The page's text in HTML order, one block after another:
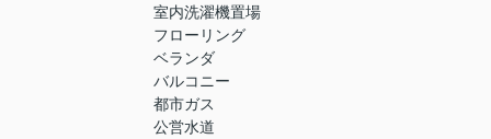
室内洗濯機置場
フローリング
ベランダ
バルコニー
都市ガス
公営水道